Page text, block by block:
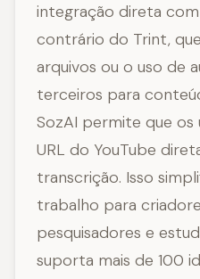
integração direta com
contrário do Trint,
arquivos ou o uso de
terceiros para
SozAI permite que os
URL do YouTube
transcrição. Isso
trabalho para
pesquisadores e
suporta mais de 100